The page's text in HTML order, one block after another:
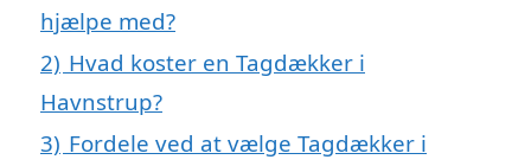
hjælpe med?
2) Hvad koster en Tagdækker i
Havnstrup?
3) Fordele ved at vælge Tagdækker i